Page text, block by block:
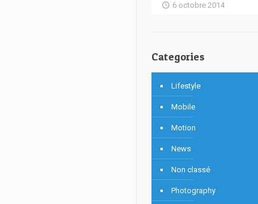
6 octobre 2014
Categories
Lifestyle
Mobile
Motion
News
Non classé
Photography